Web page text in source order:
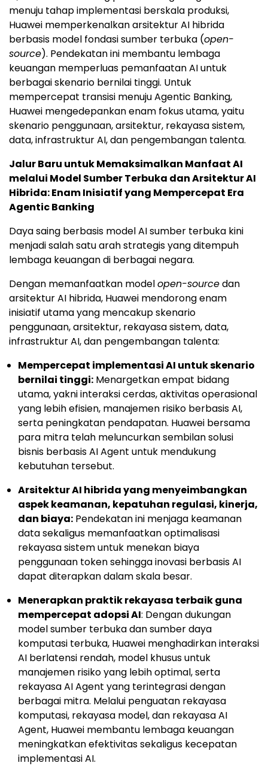
menuju tahap implementasi berskala produksi,
Huawei memperkenalkan arsitektur AI hibrida
berbasis model fondasi sumber terbuka (open-
source). Pendekatan ini membantu lembaga
keuangan memperluas pemanfaatan AI untuk
berbagai skenario bernilai tinggi. Untuk
mempercepat transisi menuju Agentic Banking,
Huawei mengedepankan enam fokus utama, yaitu
skenario penggunaan, arsitektur, rekayasa sistem,
data, infrastruktur AI, dan pengembangan talenta.
Jalur Baru untuk Memaksimalkan Manfaat AI
melalui Model Sumber Terbuka dan Arsitektur AI
Hibrida: Enam Inisiatif yang Mempercepat Era
Agentic Banking
Daya saing berbasis model AI sumber terbuka kini
menjadi salah satu arah strategis yang ditempuh
lembaga keuangan di berbagai negara.
Dengan memanfaatkan modelopen-sourcedan
arsitektur AI hibrida, Huawei mendorong enam
inisiatif utama yang mencakup skenario
penggunaan, arsitektur, rekayasa sistem, data,
infrastruktur AI, dan pengembangan talenta:
Mempercepat implementasi AI untuk skenario
bernilai tinggi: Menargetkan empat bidang
utama, yakni interaksi cerdas, aktivitas operasional
yang lebih efisien, manajemen risiko berbasis AI,
serta peningkatan pendapatan. Huawei bersama
para mitra telah meluncurkan sembilan solusi
bisnis berbasis AI Agent untuk mendukung
kebutuhan tersebut.
Arsitektur AI hibrida yang menyeimbangkan
aspek keamanan, kepatuhan regulasi, kinerja,
dan biaya: Pendekatan ini menjaga keamanan
data sekaligus memanfaatkan optimalisasi
rekayasa sistem untuk menekan biaya
penggunaan token sehingga inovasi berbasis AI
dapat diterapkan dalam skala besar.
Menerapkan praktik rekayasa terbaik guna
mempercepat adopsi AI: Dengan dukungan
model sumber terbuka dan sumber daya
komputasi terbuka, Huawei menghadirkan interaksi
AI berlatensi rendah, model khusus untuk
manajemen risiko yang lebih optimal, serta
rekayasa AI Agent yang terintegrasi dengan
berbagai mitra. Melalui penguatan rekayasa
komputasi, rekayasa model, dan rekayasa AI
Agent, Huawei membantu lembaga keuangan
meningkatkan efektivitas sekaligus kecepatan
implementasi AI.